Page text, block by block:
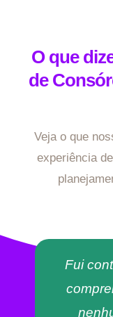
O que
de
Veja o que
experiência
Fui